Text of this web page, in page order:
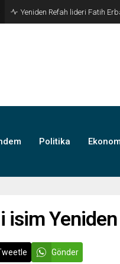
Kira giderleri ilk kez gıdayı
Politika
isim Yeniden
Gönder